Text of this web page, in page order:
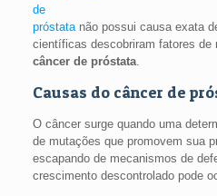
de
próstatanão possui causa exata
científicas descobriram fatores
câncer de próstata.
Causas do câncer de
O câncer surge quando uma
de mutações que promovem sua
escapando de mecanismos de
crescimento descontrolado pode